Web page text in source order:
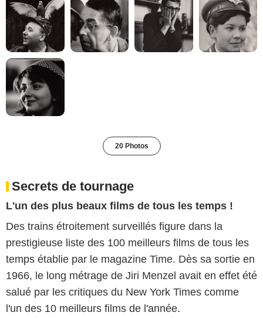
20 Photos
Secrets de tournage
L'un des plus beaux films de tous les temps !
Des trains étroitement surveillés figure dans la
prestigieuse liste des 100 meilleurs films de tous les
temps établie par le magazine Time. Dès sa sortie en
1966, le long métrage de Jiri Menzel avait en effet été
salué par les critiques du New York Times comme
l'un des 10 meilleurs films de l'année.